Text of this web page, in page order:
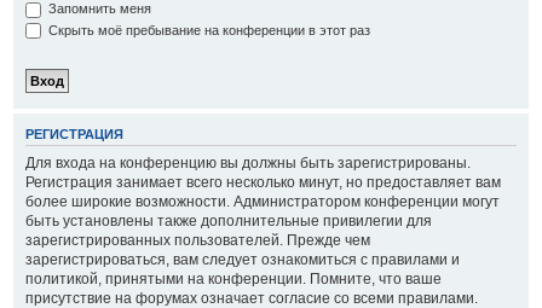
Запомнить меня
Скрыть моё пребывание на конференции в этот раз
РЕГИСТРАЦИЯ
Для входа на конференцию вы должны быть зарегистрированы.
Регистрация занимает всего несколько минут, но предоставляет вам
более широкие возможности. Администратором конференции могут
быть установлены также дополнительные привилегии для
зарегистрированных пользователей. Прежде чем
зарегистрироваться, вам следует ознакомиться с правилами и
политикой, принятыми на конференции. Помните, что ваше
присутствие на форумах означает согласие со всеми правилами.